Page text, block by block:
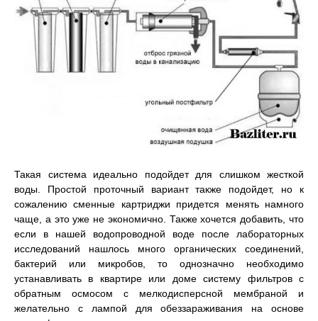
Такая система идеально подойдет для слишком жесткой
воды. Простой проточный вариант также подойдет, но к
сожалению сменные картриджи придется менять намного
чаще, а это уже не экономично. Также хочется добавить, что
если в нашей водопроводной воде после лабораторных
исследований нашлось много органических соединений,
бактерий или микробов, то однозначно необходимо
устанавливать в квартире или доме систему фильтров с
обратным осмосом с мелкодисперсной мембраной и
желательно с лампой для обеззараживания на основе